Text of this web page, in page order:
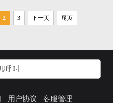
2 3 下一页 尾页
呼叫
用户协议 客服管理